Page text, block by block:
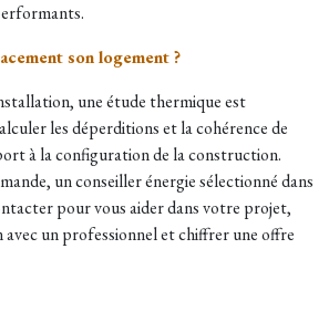
son logement ?
une étude thermique est
les déperditions et la cohérence de
à la configuration de la construction.
un conseiller énergie sélectionné dans
pour vous aider dans votre projet,
un professionnel et chiffrer une offre